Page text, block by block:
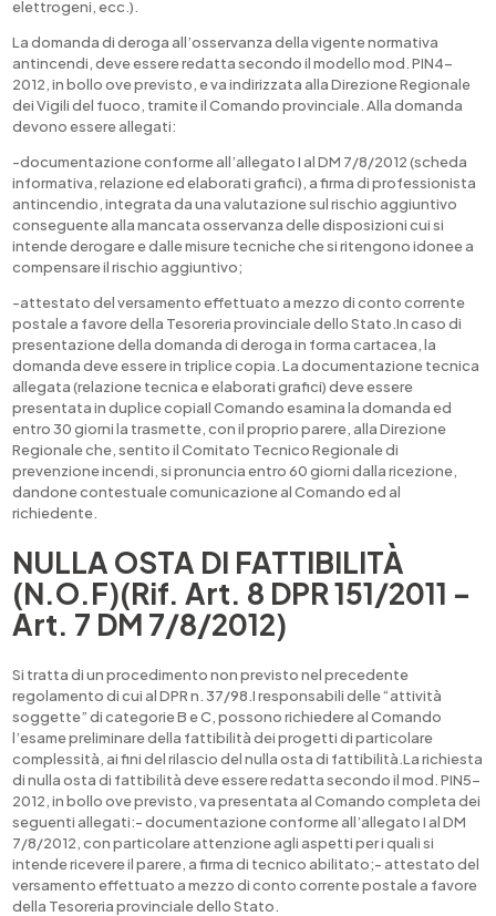
elettrogeni, ecc.).
La domanda di deroga all’osservanza della vigente normativa
antincendi, deve essere redatta secondo il modello mod. PIN4-
2012, in bollo ove previsto, e va indirizzata alla Direzione Regionale
dei Vigili del fuoco, tramite il Comando provinciale. Alla domanda
devono essere allegati:
-documentazione conforme all’allegato I al DM 7/8/2012 (scheda
informativa, relazione ed elaborati grafici), a firma di professionista
antincendio, integrata da una valutazione sul rischio aggiuntivo
conseguente alla mancata osservanza delle disposizioni cui si
intende derogare e dalle misure tecniche che si ritengono idonee a
compensare il rischio aggiuntivo;
-attestato del versamento effettuato a mezzo di conto corrente
postale a favore della Tesoreria provinciale dello Stato.In caso di
presentazione della domanda di deroga in forma cartacea, la
domanda deve essere in triplice copia. La documentazione tecnica
allegata (relazione tecnica e elaborati grafici) deve essere
presentata in duplice copiaIl Comando esamina la domanda ed
entro 30 giorni la trasmette, con il proprio parere, alla Direzione
Regionale che, sentito il Comitato Tecnico Regionale di
prevenzione incendi, si pronuncia entro 60 giorni dalla ricezione,
dandone contestuale comunicazione al Comando ed al
richiedente.
NULLA OSTA DI FATTIBILITÀ
(N.O.F)(Rif. Art. 8 DPR 151/2011 –
Art. 7 DM 7/8/2012)
Si tratta di un procedimento non previsto nel precedente
regolamento di cui al DPR n. 37/98.I responsabili delle “attività
soggette” di categorie B e C, possono richiedere al Comando
l’esame preliminare della fattibilità dei progetti di particolare
complessità, ai fini del rilascio del nulla osta di fattibilità.La richiesta
di nulla osta di fattibilità deve essere redatta secondo il mod. PIN5-
2012, in bollo ove previsto, va presentata al Comando completa dei
seguenti allegati:- documentazione conforme all’allegato I al DM
7/8/2012, con particolare attenzione agli aspetti per i quali si
intende ricevere il parere, a firma di tecnico abilitato;- attestato del
versamento effettuato a mezzo di conto corrente postale a favore
della Tesoreria provinciale dello Stato.